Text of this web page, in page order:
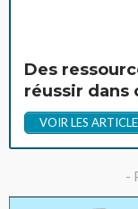
Des
réussir dans
VOIR LES
-